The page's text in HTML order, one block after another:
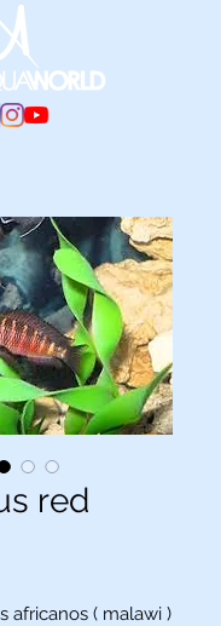
red
africanos ( malawi )